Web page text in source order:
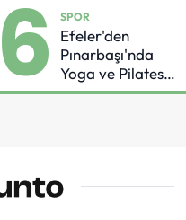
6 SPOR
Efeler'den
Pınarbaşı'nda
Yoga ve Pilates
Buluşması